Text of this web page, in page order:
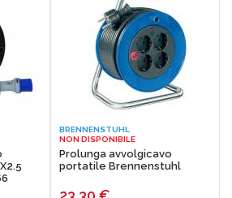
BRENNENSTUHL
NON DISPONIBILE
Prolunga avvolgicavo
portatile Brennenstuhl